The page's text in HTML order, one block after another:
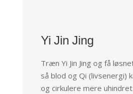
Yi Jin Jing
Træn Yi Jin Jing og få
så blod og Qi (livsenergi)
og cirkulere mere uhindret.